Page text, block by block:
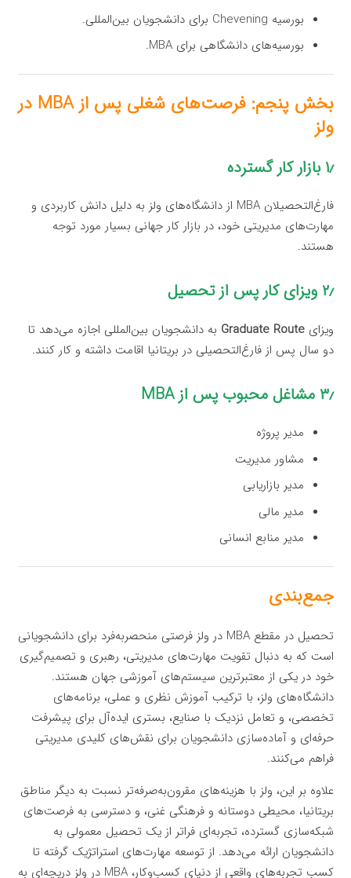
بورسیه Chevening برای دانشجویان بین‌المللی.
بورسیه‌های دانشگاهی برای MBA.
بخش پنجم: فرصت‌های شغلی پس از MBA در
ولز
۱٫ بازار کار گسترده
فارغ‌التحصیلان MBA از دانشگاه‌های ولز به دلیل دانش کاربردی و
مهارت‌های مدیریتی خود، در بازار کار جهانی بسیار مورد توجه
هستند.
۲٫ ویزای کار پس از تحصیل
ویزایGraduate Route به دانشجویان بین‌المللی اجازه می‌دهد تا
دو سال پس از فارغ‌التحصیلی در بریتانیا اقامت داشته و کار کنند.
۳٫ مشاغل محبوب پس از MBA
مدیر پروژه
مشاور مدیریت
مدیر بازاریابی
مدیر مالی
مدیر منابع انسانی
جمع‌بندی
تحصیل در مقطع MBA در ولز فرصتی منحصربه‌فرد برای دانشجویانی
است که به دنبال تقویت مهارت‌های مدیریتی، رهبری و تصمیم‌گیری
خود در یکی از معتبرترین سیستم‌های آموزشی جهان هستند.
دانشگاه‌های ولز، با ترکیب آموزش نظری و عملی، برنامه‌های
تخصصی، و تعامل نزدیک با صنایع، بستری ایده‌آل برای پیشرفت
حرفه‌ای و آماده‌سازی دانشجویان برای نقش‌های کلیدی مدیریتی
فراهم می‌کنند.
علاوه بر این، ولز با هزینه‌های مقرون‌به‌صرفه‌تر نسبت به دیگر مناطق
بریتانیا، محیطی دوستانه و فرهنگی غنی، و دسترسی به فرصت‌های
شبکه‌سازی گسترده، تجربه‌ای فراتر از یک تحصیل معمولی به
دانشجویان ارائه می‌دهد. از توسعه مهارت‌های استراتژیک گرفته تا
کسب تجربه‌های واقعی از دنیای کسب‌وکار، MBA در ولز دریچه‌ای به